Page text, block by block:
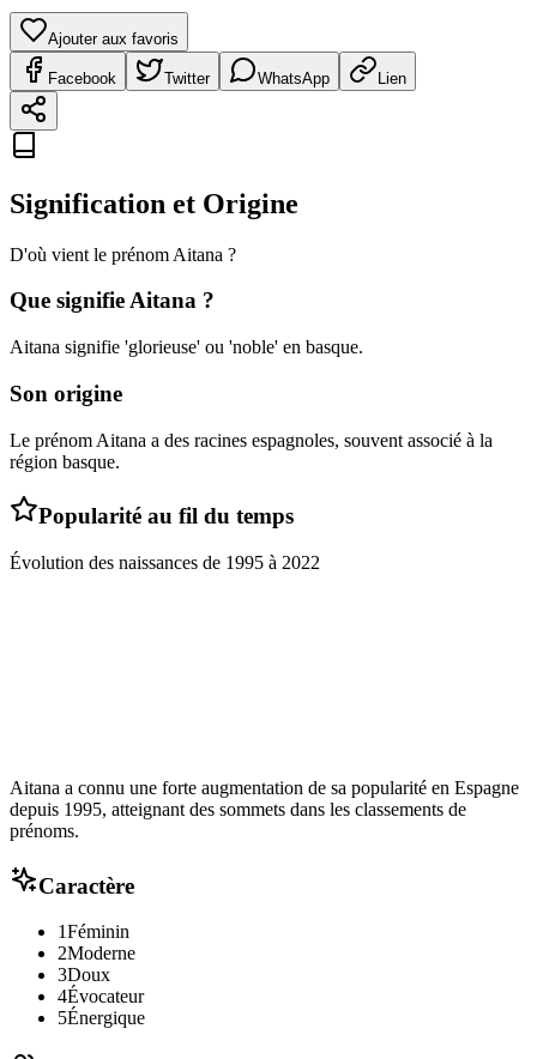
Ajouter aux favoris
Facebook Twitter WhatsApp Lien
Signification et Origine
D'où vient le prénom Aitana ?
Que signifieAitana ?
Aitana signifie 'glorieuse' ou 'noble' en basque.
Son origine
Le prénom Aitana a des racines espagnoles, souvent associé à la
région basque.
Popularité au fil du temps
Évolution des naissances de 1995 à 2022
Aitana a connu une forte augmentation de sa popularité en Espagne
depuis 1995, atteignant des sommets dans les classements de
prénoms.
Caractère
1Féminin
2Moderne
3Doux
4Évocateur
5Énergique